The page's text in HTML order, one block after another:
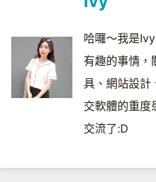
哈囉～我是
有趣的事情，
具、網站設計
交軟體的重度
交流了:D